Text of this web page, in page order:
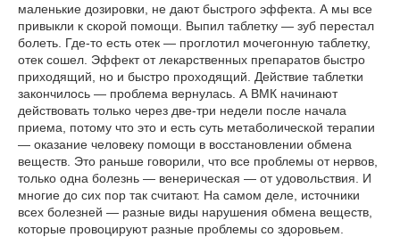
маленькие дозировки, не дают быстрого эффекта. А мы все
привыкли к скорой помощи. Выпил таблетку — зуб перестал
болеть. Где-то есть отек — проглотил мочегонную таблетку,
отек сошел. Эффект от лекарственных препаратов быстро
приходящий, но и быстро проходящий. Действие таблетки
закончилось — проблема вернулась. А ВМК начинают
действовать только через две-три недели после начала
приема, потому что это и есть суть метаболической терапии
— оказание человеку помощи в восстановлении обмена
веществ. Это раньше говорили, что все проблемы от нервов,
только одна болезнь — венерическая — от удовольствия. И
многие до сих пор так считают. На самом деле, источники
всех болезней — разные виды нарушения обмена веществ,
которые провоцируют разные проблемы со здоровьем.